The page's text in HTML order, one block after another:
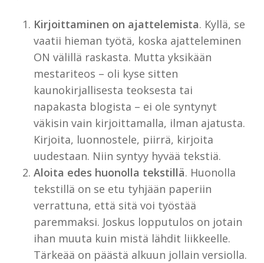
Kirjoittaminen on ajattelemista. Kyllä, se
vaatii hieman työtä, koska ajatteleminen
ON välillä raskasta. Mutta yksikään
mestariteos – oli kyse sitten
kaunokirjallisesta teoksesta tai
napakasta blogista – ei ole syntynyt
väkisin vain kirjoittamalla, ilman ajatusta.
Kirjoita, luonnostele, piirrä, kirjoita
uudestaan. Niin syntyy hyvää tekstiä.
Aloita edes huonolla tekstillä. Huonolla
tekstillä on se etu tyhjään paperiin
verrattuna, että sitä voi työstää
paremmaksi. Joskus lopputulos on jotain
ihan muuta kuin mistä lähdit liikkeelle.
Tärkeää on päästä alkuun jollain versiolla.